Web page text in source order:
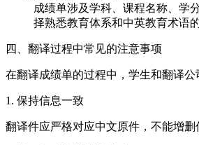
成绩单涉及学科、课程名称、学
择熟悉教育体系和中英教育术语
四、翻译过程中常见的注意事项
在翻译成绩单的过程中，学生和翻译公
1. 保持信息一致
翻译件应严格对应中文原件，不能增删